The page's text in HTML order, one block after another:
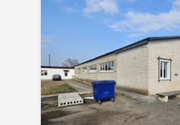
Сначала дешевые
Сначала дорогие
По площади: большая → малая
По площади: малая → большая